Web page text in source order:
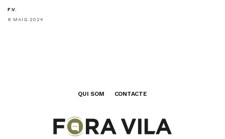
F.V.
8 MAIG 2024
QUI SOM CONTACTE